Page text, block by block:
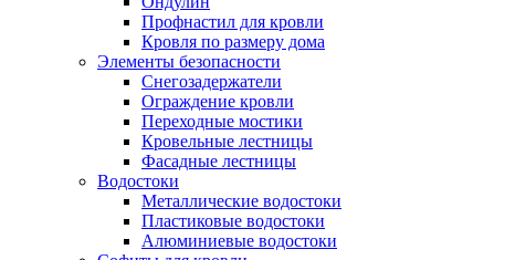
Профнастил для кровли
Кровля по размеру дома
Элементы безопасности
Снегозадержатели
Ограждение кровли
Переходные мостики
Кровельные лестницы
Фасадные лестницы
Водостоки
Металлические водостоки
Пластиковые водостоки
Алюминиевые водостоки